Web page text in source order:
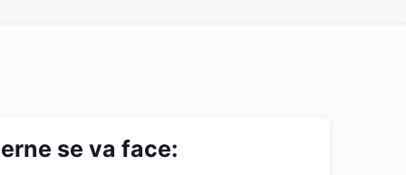
se va face: